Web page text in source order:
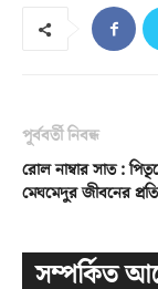
পূর্ববর্তী নিবন্ধ
রোল নাম্বার সাত :
মেঘমেদুর জীবনের
সম্পর্কিত